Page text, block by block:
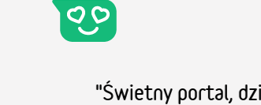
dzięki któremu można